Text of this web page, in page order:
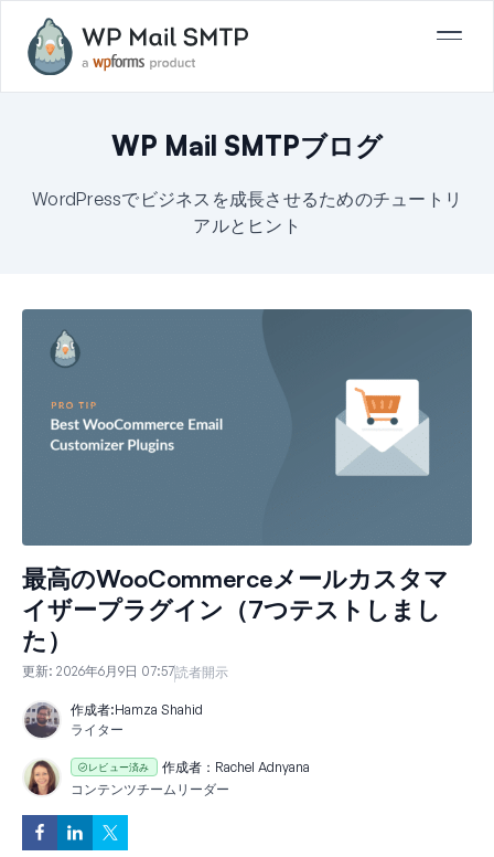
WP Mail SMTPブログ
WordPressでビジネスを成長させるためのチュートリ
アルとヒント
最高のWooCommerceメールカスタマ
イザープラグイン（7つテストしまし
た）
更新: 2026年6月9日 07:57読者開示
作成者:Hamza Shahid
ライター
レビュー済み 作成者： Rachel Adnyana
コンテンツチームリーダー